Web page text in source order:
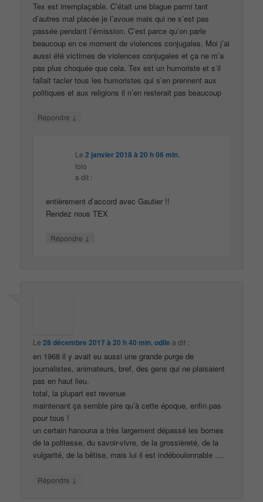
Tex est irremplaçable. C’était une blague parmi tant
d’autres mal placée je l’avoue mais qui ne s’est pas
passée pendant l’émission. C’est parce qu’on parle
beaucoup en ce moment de violences conjugales. Moi j’ai
aussi été victimes de violences conjugales et ça ne m’a
pas plus choquée que cela. Tex est un humoriste et s’il
fallait tacler tous les humoristes qui s’en prennent aux
politiques et aux religions il n’en resterait pas beaucoup
Répondre ↓
Le2 janvier 2018 à 20 h 06 min
lolo
a dit :
entièrement d’accord avec Gautier !!
Rendez nous TEX
Répondre ↓
Le28 décembre 2017 à 20 h 40 min ,odile a dit :
en 1968 il y avait eu aussi une grande purge de
journalistes, animateurs, bref, des gens qui ne plaisaient
pas en haut lieu.
total, la plupart est revenue
maintenant ça semble pire qu’à cette époque, enfin pas
pour tous !
un certain hanouna a très largement dépassé les bornes
de la politesse, du savoir-vivre, de la grossièreté, de la
vulgarité, de la bêtise, mais lui il est indéboulonnable ….
Répondre ↓